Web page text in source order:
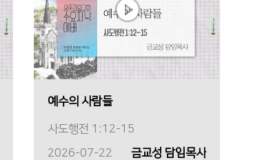
예수의 사람들
사도행전 1:12-15
2026-07-22
금교성 담임목사